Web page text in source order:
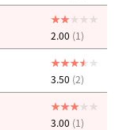
2.00 (1)
3.50 (2)
3.00 (1)